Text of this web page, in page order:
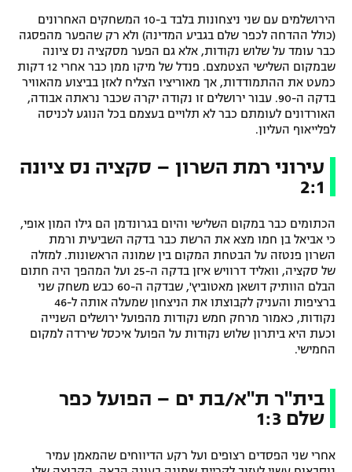
הירושלמים עם שני ניצחונות בלבד ב-10 המשחקים האחרונים
(כולל ההדחה לכפר שלם בגביע המדינה) ולא רק שהפער מהפסגה
כבר עומד על שלוש נקודות, אלא גם הפער מסקציה נס ציונה
שבמקום השלישי הצטמצם. פנדל של מיקו ממן כבר אחרי 12 דקות
כמעט את ההתמודדות, אך מאוריציו הצליח לאזן בביצוע מהאוויר
בדקה ה-90. עבור ירושלים זו נקודה יקרה שכבר נראתה אבודה,
האורדונים לעומתם כבר לא תלויים בעצמם בכל הנוגע לכניסה
לפלייאוף העליון.
עירוני רמת השרון – סקציה נס ציונה
2:1
הכתומים כבר במקום השלישי והיום בגרונדמן הם גילו המון אופי,
כי אביאל בן חמו מצא את הרשת כבר בדקה השביעית ורמת
השרון פנטזה על הבטחת המקום בין שמונה הראשונות. למזלה
של סקציה, וואליד דרוויש איזן בדקה ה-25 ועל המהפך היה חתום
הבלם הוותיק דושאן מאטוביץ', שבדקה ה-60 כבש משחק שני
ברציפות והעניק לקבוצתו את הניצחון שמעלה אותה ל-46
נקודות, כאמור מרחק חמש נקודות מהפועל ירושלים השנייה
וכעת היא ביתרון שלוש נקודות על הפועל איכסל שירדה למקום
החמישי.
בית"ר ת"א/בת ים – הפועל כפר
שלם 1:3
אחרי שני הפסדים רצופים ועל רקע הדיווחים שהמאמן עמיר